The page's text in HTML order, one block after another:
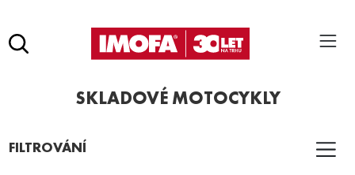
Pro vyhledávání zadejte alespoň 3 znaky.
SKLADOVÉ MOTOCYKLY
FILTROVÁNÍ